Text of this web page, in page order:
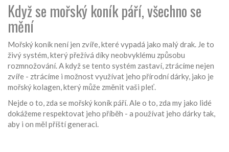
Když se mořský koník páří, všechno se
mění
Mořský koník není jen zvíře, které vypadá jako malý drak. Je to
živý systém, který přežívá díky neobvyklému způsobu
rozmnožování. A když se tento systém zastaví, ztrácíme nejen
zvíře - ztrácíme i možnost využívat jeho přírodní dárky, jako je
mořský kolagen, který může změnit vaši pleť.
Nejde o to, zda se mořský koník páří. Ale o to, zda my jako lidé
dokážeme respektovat jeho příběh - a používat jeho dárky tak,
aby i on měl příští generaci.